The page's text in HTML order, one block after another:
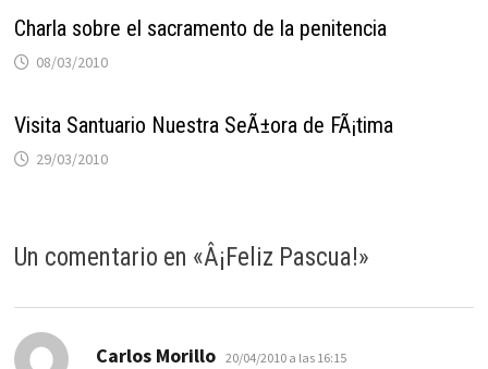
Charla sobre el sacramento de la penitencia
08/03/2010
Visita Santuario Nuestra SeÃ±ora de FÃ¡tima
29/03/2010
Un comentario en «Â¡Feliz Pascua!»
Carlos Morillo dice:
20/04/2010 a las 16:15